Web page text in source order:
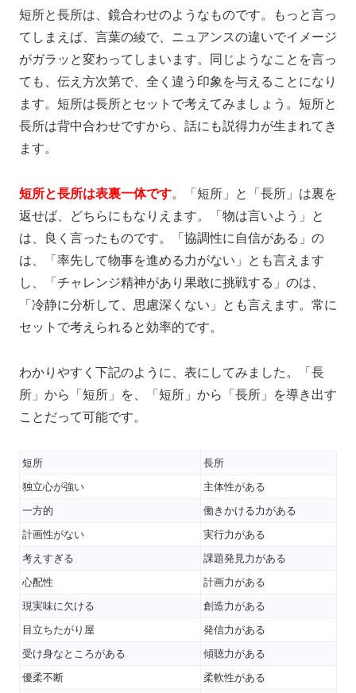
短所と長所は、鏡合わせのようなものです。もっと言っ
てしまえば、言葉の綾で、ニュアンスの違いでイメージ
がガラッと変わってしまいます。同じようなことを言っ
ても、伝え方次第で、全く違う印象を与えることになり
ます。短所は長所とセットで考えてみましょう。短所と
長所は背中合わせですから、話にも説得力が生まれてき
ます。
短所と長所は表裏一体です。「短所」と「長所」は裏を
返せば、どちらにもなりえます。「物は言いよう」と
は、良く言ったものです。「協調性に自信がある」の
は、「率先して物事を進める力がない」とも言えます
し、「チャレンジ精神があり果敢に挑戦する」のは、
「冷静に分析して、思慮深くない」とも言えます。常に
セットで考えられると効率的です。
わかりやすく下記のように、表にしてみました。「長
所」から「短所」を、「短所」から「長所」を導き出す
ことだって可能です。
短所
長所
独立心が強い
主体性がある
一方的
働きかける力がある
計画性がない
実行力がある
考えすぎる
課題発見力がある
心配性
計画力がある
現実味に欠ける
創造力がある
目立ちたがり屋
発信力がある
受け身なところがある
傾聴力がある
優柔不断
柔軟性がある